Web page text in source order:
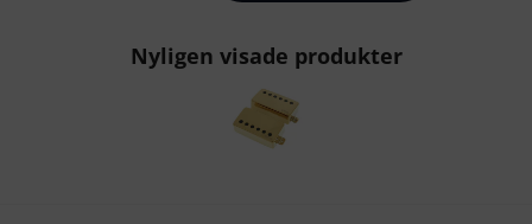
Nyligen visade produkter